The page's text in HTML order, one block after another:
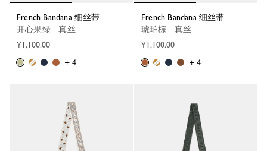
French Bandana 细丝带
开心果绿 - 真丝
¥1,100.00
+ 4
French Bandana 细丝带
琥珀棕 - 真丝
¥1,100.00
+ 4